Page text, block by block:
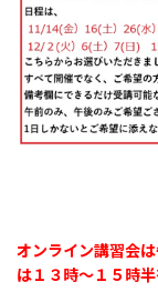
オンライン講習会
は１３時〜１５時半